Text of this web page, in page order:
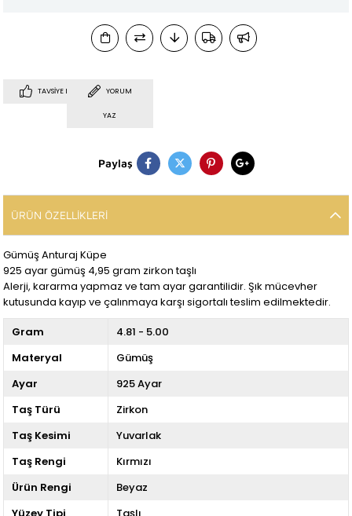
TAVSIYE ET YORUM
YAZ
Paylaş
ÜRÜN ÖZELLIKLERI
Gümüş Anturaj Küpe
925 ayar gümüş 4,95 gram zirkon taşlı
Alerji, kararma yapmaz ve tam ayar garantilidir. Şık mücevher
kutusunda kayıp ve çalınmaya karşı sigortalı teslim edilmektedir.
Gram
4.81 - 5.00
Materyal
Gümüş
Ayar
925 Ayar
Taş Türü
Zirkon
Taş Kesimi
Yuvarlak
Taş Rengi
Kırmızı
Ürün Rengi
Beyaz